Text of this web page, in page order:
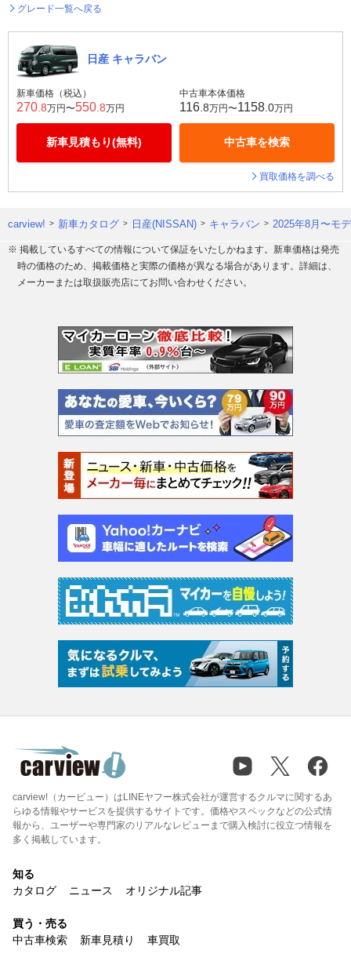
グレード一覧へ戻る
日産 キャラバン
新車価格（税込）
270 .8万円〜550 .8万円
新車見積もり(無料)
中古車本体価格
116 .8万円〜1158 .0万円
中古車を検索
買取価格を調べる
carview! 新車カタログ 日産(NISSAN) キャラバン 2025年8月〜モ
※ 掲載しているすべての情報について保証をいたしかねます。新車価格は発売
時の価格のため、掲載価格と実際の価格が異なる場合があります。詳細は、
メーカーまたは取扱販売店にてお問い合わせください。
carview!（カービュー）はLINEヤフー株式会社が運営するクルマに関するあ
らゆる情報やサービスを提供するサイトです。価格やスペックなどの公式情
報から、ユーザーや専門家のリアルなレビューまで購入検討に役立つ情報を
多く掲載しています。
知る
カタログ
ニュース オリジナル記事
買う・売る
中古車検索
新車見積り 車買取